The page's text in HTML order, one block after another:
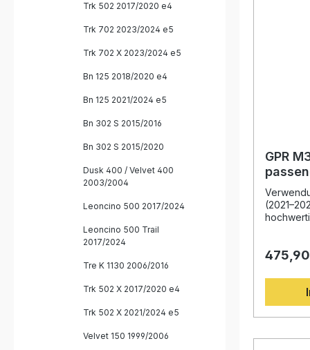
Trk 502 2017/2020 e4
Trk 702 2023/2024 e5
Trk 702 X 2023/2024 e5
Bn 125 2018/2020 e4
Bn 125 2021/2024 e5
Bn 302 S 2015/2016
Bn 302 S 2015/2020
Dusk 400 / Velvet 400
2003/2004
Leoncino 500 2017/2024
Leoncino 500 Trail
2017/2024
Tre K 1130 2006/2016
Trk 502 X 2017/2020 e4
Trk 502 X 2021/2024 e5
Velvet 150 1999/2006
die
eine
Der
und
Qualität.
and-
mit
Plug-
Änderungen Hergestellt
hohe
GPR
dB-Killer Montagematerial und
GPR
der
ein
einer